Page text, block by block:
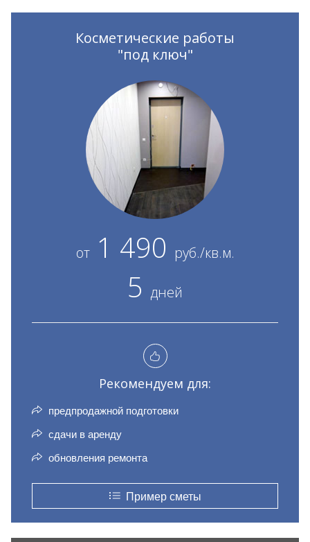
Косметические работы
"под ключ"
от1 490 руб./кв.м.
5 дней
Рекомендуем для:
предпродажной подготовки
сдачи в аренду
обновления ремонта
Пример сметы